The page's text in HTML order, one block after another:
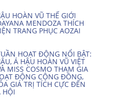
HOÀN VŨ THẾ GIỚI
MENDOZA THÍCH
TRANG PHỤC AOZAI
HOẠT ĐỘNG NỔI BẬT:
Á HẬU HOÀN VŨ VIỆT
MISS COSMO THAM GIA
ĐỘNG CỘNG ĐỒNG,
GIÁ TRỊ TÍCH CỰC ĐẾN
HỘI